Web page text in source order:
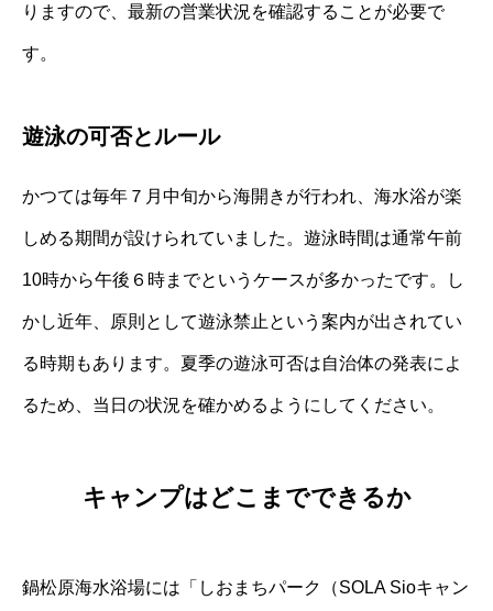
りますので、最新の営業状況を確認することが必要で
す。
遊泳の可否とルール
かつては毎年７月中旬から海開きが行われ、海水浴が楽
しめる期間が設けられていました。遊泳時間は通常午前
10時から午後６時までというケースが多かったです。し
かし近年、原則として遊泳禁止という案内が出されてい
る時期もあります。夏季の遊泳可否は自治体の発表によ
るため、当日の状況を確かめるようにしてください。
キャンプはどこまでできるか
鍋松原海水浴場には「しおまちパーク（SOLA Sioキャン